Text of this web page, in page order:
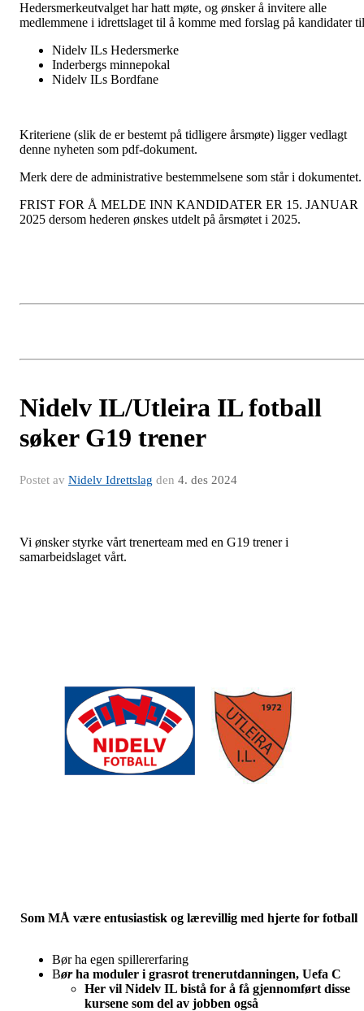
Hedersmerkeutvalget har hatt møte, og ønsker å invitere alle
medlemmene i idrettslaget til å komme med forslag på kandidater
Nidelv ILs Hedersmerke
Inderbergs minnepokal
Nidelv ILs Bordfane
Kriteriene (slik de er bestemt på tidligere årsmøte) ligger vedlagt
denne nyheten som pdf-dokument.
Merk dere de administrative bestemmelsene som står i dokumentet.
FRIST FOR Å MELDE INN KANDIDATER ER 15. JANUAR
2025 dersom hederen ønskes utdelt på årsmøtet i 2025.
Nidelv IL/Utleira IL fotball
søker G19 trener
Postet av Nidelv Idrettslag den 4. des 2024
Vi ønsker styrke vårt trenerteam med en G19 trener i
samarbeidslaget vårt.
Som MÅ være entusiastisk og lærevillig med hjerte for fotball
Bør ha egen spillererfaring
Børha moduler i grasrot trenerutdanningen, Uefa C
Her vil Nidelv IL bistå for å få gjennomført disse
kursene som del av jobben også